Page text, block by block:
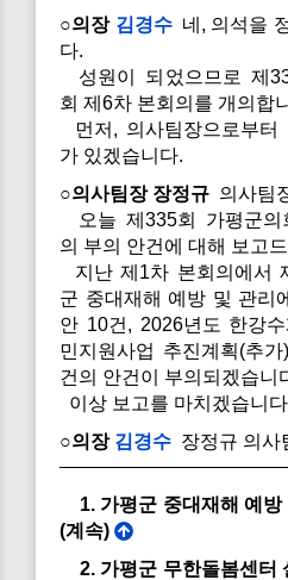
○의장 김경수네, 의석을
다.
성원이 되었으므로 제
회 제6차 본회의를 개의합
먼저, 의사팀장으로부터
가 있겠습니다.
○의사팀장 장정규 의사팀
오늘 제335회 가평군의
의 부의 안건에 대해 보고
지난 제1차 본회의에서
군 중대재해 예방 및 관리
안 10건, 2026년도 한강
민지원사업 추진계획(추
건의 안건이 부의되겠습니
이상 보고를 마치겠습니
○의장 김경수 장정규 의사
1. 가평군 중대재해 예방
(계속)
2. 가평군 무한돌봄센터